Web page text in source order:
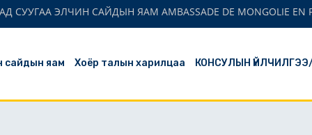
ЭЛЧИН САЙДЫН ЯАМ AMBASSADE DE MONGOLIE EN
сайдын яам Хоёр талын харилцаа КОНСУЛЫН